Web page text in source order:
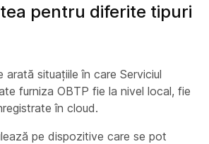
pentru diferite tipuri
arată situațiile în care Serviciul
furniza OBTP fie la nivel local, fie
în cloud.
pe dispozitive care se pot